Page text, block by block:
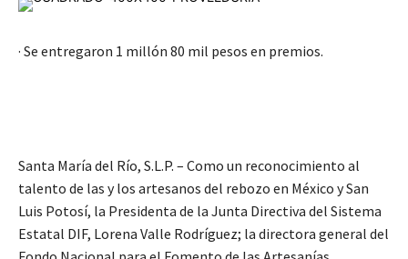
· Se entregaron 1 millón 80 mil pesos en premios.
Santa María del Río, S.L.P. – Como un reconocimiento al
talento de las y los artesanos del rebozo en México y San
Luis Potosí, la Presidenta de la Junta Directiva del Sistema
Estatal DIF, Lorena Valle Rodríguez; la directora general del